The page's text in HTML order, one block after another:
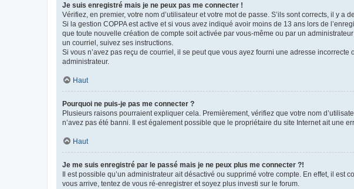
Je suis enregistré mais je ne peux pas me connecter !
Vérifiez, en premier, votre nom d’utilisateur et votre mot de passe. S’ils sont corrects, il y a
Si la gestion COPPA est active et si vous avez indiqué avoir moins de 13 ans lors de
que toute nouvelle création de compte soit activée par vous-même ou par un
un courriel, suivez ses instructions.
Si vous n’avez pas reçu de courriel, il se peut que vous ayez fourni une adresse
administrateur.
Haut
Pourquoi ne puis-je pas me connecter ?
Plusieurs raisons pourraient expliquer cela. Premièrement, vérifiez que votre nom
n’avez pas été banni. Il est également possible que le propriétaire du site Internet ait une
Haut
Je me suis enregistré par le passé mais je ne peux plus me connecter ?!
Il est possible qu’un administrateur ait désactivé ou supprimé votre compte. En effet, il
vous arrive, tentez de vous ré-enregistrer et soyez plus investi sur le forum.